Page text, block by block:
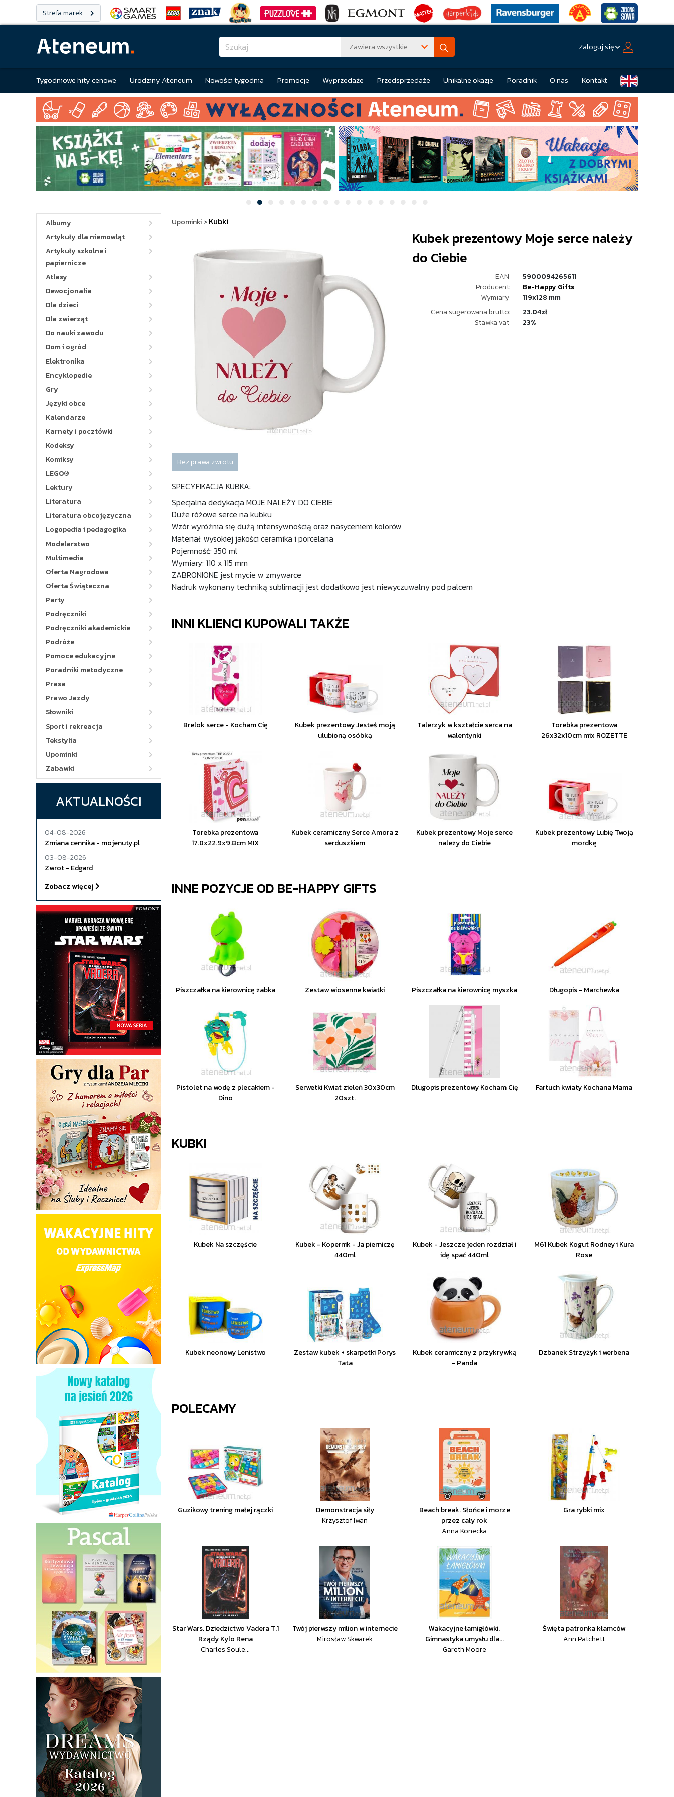
Strefa marek
Zawiera wszystkie Zaloguj się
Tygodniowe hity cenowe Urodziny Ateneum Nowości tygodnia Promocje Wyprzedaże Przedsprzedaże Unikalne okazje Poradnik O nas Kontakt
Albumy
Artykuły dla niemowląt
Artykuły szkolne i
papiernicze
Atlasy
Dewocjonalia
Dla dzieci
Dla zwierząt
Do nauki zawodu
Dom i ogród
Elektronika
Encyklopedie
Gry
Języki obce
Kalendarze
Karnety i pocztówki
Kodeksy
Komiksy
LEGO®
Lektury
Literatura
Literatura obcojęzyczna
Logopedia i pedagogika
Modelarstwo
Multimedia
Oferta Nagrodowa
Oferta Świąteczna
Party
Podręczniki
Podręczniki akademickie
Podróże
Pomoce edukacyjne
Poradniki metodyczne
Prasa
Prawo Jazdy
Słowniki
Sport i rekreacja
Tekstylia
Upominki
Zabawki
AKTUALNOŚCI
04-08-2026
Zmiana cennika - mojenuty.pl
03-08-2026
Zwrot - Edgard
Zobacz więcej
Upominki>Kubki
Kubek prezentowy Moje serce należy
do Ciebie
EAN:
5900094265611
Producent:
Be-Happy Gifts
Wymiary:
119x128 mm
Cena sugerowana brutto:
23.04zł
Stawka vat:
23%
Bez prawa zwrotu
SPECYFIKACJA KUBKA:
Specjalna dedykacja MOJE NALEŻY DO CIEBIE
Duże różowe serce na kubku
Wzór wyróżnia się dużą intensywnością oraz nasyceniem kolorów
Materiał: wysokiej jakości ceramika i porcelana
Pojemność: 350 ml
Wymiary: 110 x 115 mm
ZABRONIONE jest mycie w zmywarce
Nadruk wykonany techniką sublimacji jest dodatkowo jest niewyczuwalny pod palcem
INNI KLIENCI KUPOWALI TAKŻE
Brelok serce - Kocham Cię
Kubek prezentowy Jesteś moją
ulubioną osóbką
Talerzyk w kształcie serca na
walentynki
Torebka prezentowa
26x32x10cm mix ROZETTE
Torebka prezentowa
17.8x22.9x9.8cm MIX
Kubek ceramiczny Serce Amora z
serduszkiem
Kubek prezentowy Moje serce
należy do Ciebie
Kubek prezentowy Lubię Twoją
mordkę
INNE POZYCJE OD BE-HAPPY GIFTS
Piszczałka na kierownicę żabka Zestaw wiosenne kwiatki Piszczałka na kierownicę myszka Długopis - Marchewka
Pistolet na wodę z plecakiem -
Dino
Serwetki Kwiat zieleń 30x30cm
20szt.
Długopis prezentowy Kocham Cię Fartuch kwiaty Kochana Mama
KUBKI
Kubek Na szczęście
Kubek - Kopernik - Ja pierniczę
440ml
Kubek - Jeszcze jeden rozdział i
idę spać 440ml
M61 Kubek Kogut Rodney i Kura
Rose
Kubek neonowy Lenistwo
Zestaw kubek + skarpetki Porys
Tata
Kubek ceramiczny z przykrywką
- Panda
Dzbanek Strzyżyk i werbena
POLECAMY
Guzikowy trening małej rączki
Demonstracja siły
Krzysztof Iwan
Beach break. Słońce i morze
przez cały rok
Anna Konecka
Gra rybki mix
Star Wars. Dziedzictwo Vadera T.1
Rządy Kylo Rena
Charles Soule...
Twój pierwszy milion w internecie
Mirosław Skwarek
Wakacyjne łamigłówki.
Gimnastyka umysłu dla...
Gareth Moore
Święta patronka kłamców
Ann Patchett